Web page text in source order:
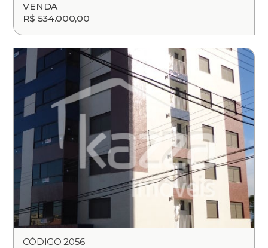
VENDA
R$ 534.000,00
CÓDIGO 2056